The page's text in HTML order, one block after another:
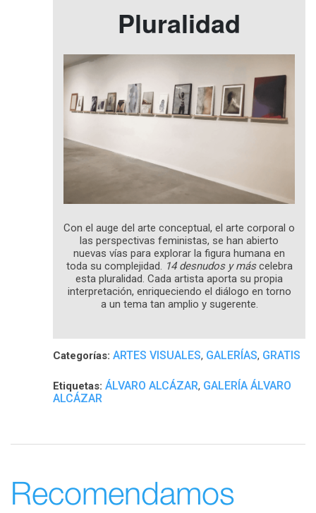
Pluralidad
Con el auge del arte conceptual, el arte corporal o
las perspectivas feministas, se han abierto
nuevas vías para explorar la figura humana en
toda su complejidad. 14 desnudos y máscelebra
esta pluralidad. Cada artista aporta su propia
interpretación, enriqueciendo el diálogo en torno
a un tema tan amplio y sugerente.
Categorías: ARTES VISUALES, GALERÍAS, GRATIS
Etiquetas: ÁLVARO ALCÁZAR, GALERÍA ÁLVARO
ALCÁZAR
Recomendamos